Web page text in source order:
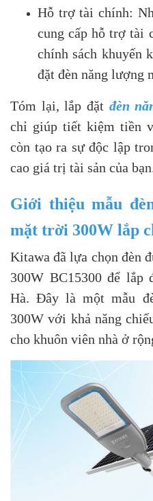
Hỗ trợ tài chính:
cung cấp hỗ trợ tài
chính sách khuyến
đặt đèn năng lượng
Tóm lại, lắp đặt đèn
chỉ giúp tiết kiệm tiền
còn tạo ra sự độc lập
cao giá trị tài sản của
Giới thiệu mẫu
mặt trời 300W lắp
Kitawa đã lựa chọn đèn
300W BC15300 để lắp
Hà. Đây là một mẫu
300W với khả năng
cho khuôn viên nhà ở